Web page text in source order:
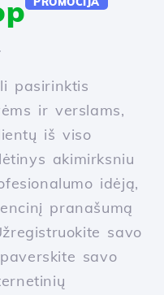
pasirinktis
ir verslams,
iš viso
akimirksniu
idėją,
pranašumą
savo
savo